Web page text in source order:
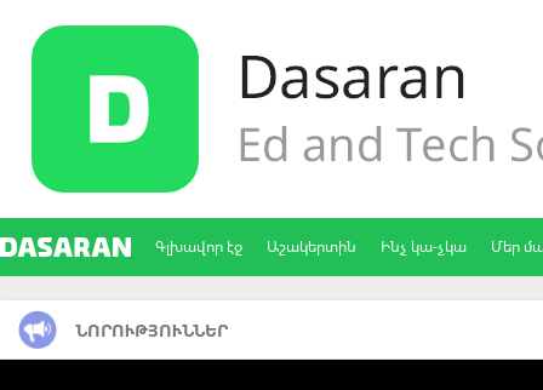
Գլխավոր էջ Աշակերտին Ինչ կա-չկա Մեր
ՆՈՐՈՒԹՅՈՒՆՆԵՐ